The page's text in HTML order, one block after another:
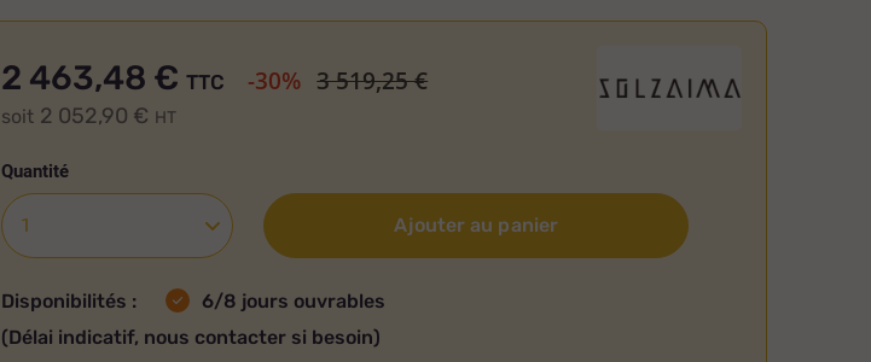
2 463,48 €
soit 2 052,90 € HT
TTC -30% 3 519,25 €
Quantité
Ajouter au panier
Disponibilités :
6/8 jours ouvrables
(Délai indicatif, nous contacter si besoin)